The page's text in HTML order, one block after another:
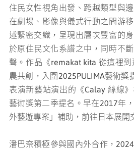
住⺠女性視⾓出發、跨越類型與
在劇場、影像與儀式⾏動之間游
述緊密交織，呈現出層次豐富的
於原住⺠⽂化系譜之中，同時不
聲。作品《remakat kita 從這裡
農共創，入圍2025PULIMA藝術獎
表演新藝站演出的《Calay 絲線
藝術獎第⼆季提名。早在2017年
外藝遊專案」補助，前往⽇本展開
潘巴奈積極參與國內外合作，